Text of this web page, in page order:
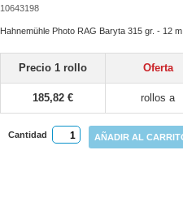
10643198
Hahnemühle Photo RAG Baryta 315 gr. - 12 m
Precio 1 rollo Oferta
185,82 € rollos a
Cantidad AÑADIR AL